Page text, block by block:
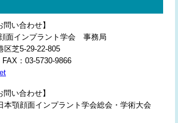
問い合わせ】
面インプラント学会 事務局
芝5-29-22-805
：03-5730-9866
問い合わせ】
本顎顔面インプラント学会総会・学術大会